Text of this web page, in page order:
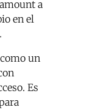
a
en el
un
Es